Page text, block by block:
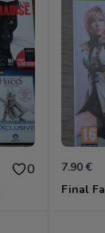
0 7.90 €
Final